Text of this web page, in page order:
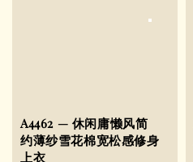
A4462 — 休闲庸懒风简
约薄纱雪花棉宽松感修身
上衣